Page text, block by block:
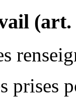
(art.
prises